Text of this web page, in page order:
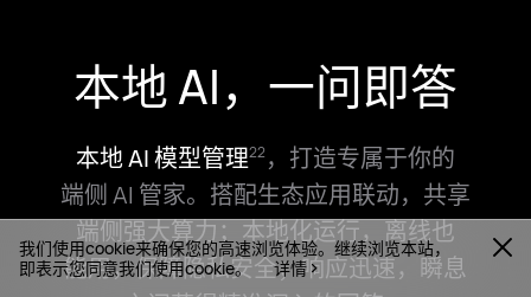
我们使用cookie来确保您的高速浏览体验。继续浏览本站，
即表示您同意我们使用cookie。
详情
本地 AI， 一问即答
本地 AI 模型管理22，打造专属于你的
端⁠侧 AI 管家。搭配生态应用联动，共享
端侧强大算力；本地化运⁠行，离线也
能⁠用，保障隐私安全；响应迅速，瞬息